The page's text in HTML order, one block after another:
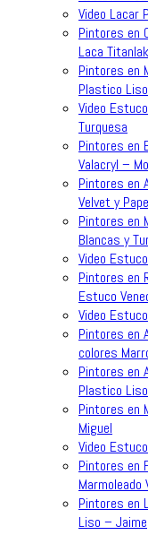
Video Lacar
Pintores en
Laca
Pintores en
Plastico
Video
Turquesa
Pintores en
Valacryl –
Pintores en
Velvet y
Pintores en
Blancas y
Video
Pintores en
Estuco
Video
Pintores en
colores
Pintores en
Plastico
Pintores en
Miguel
Video
Pintores en
Pintores en
Liso – Jaime